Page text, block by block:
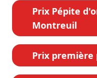
Prix Pépite
Montreuil
Prix première